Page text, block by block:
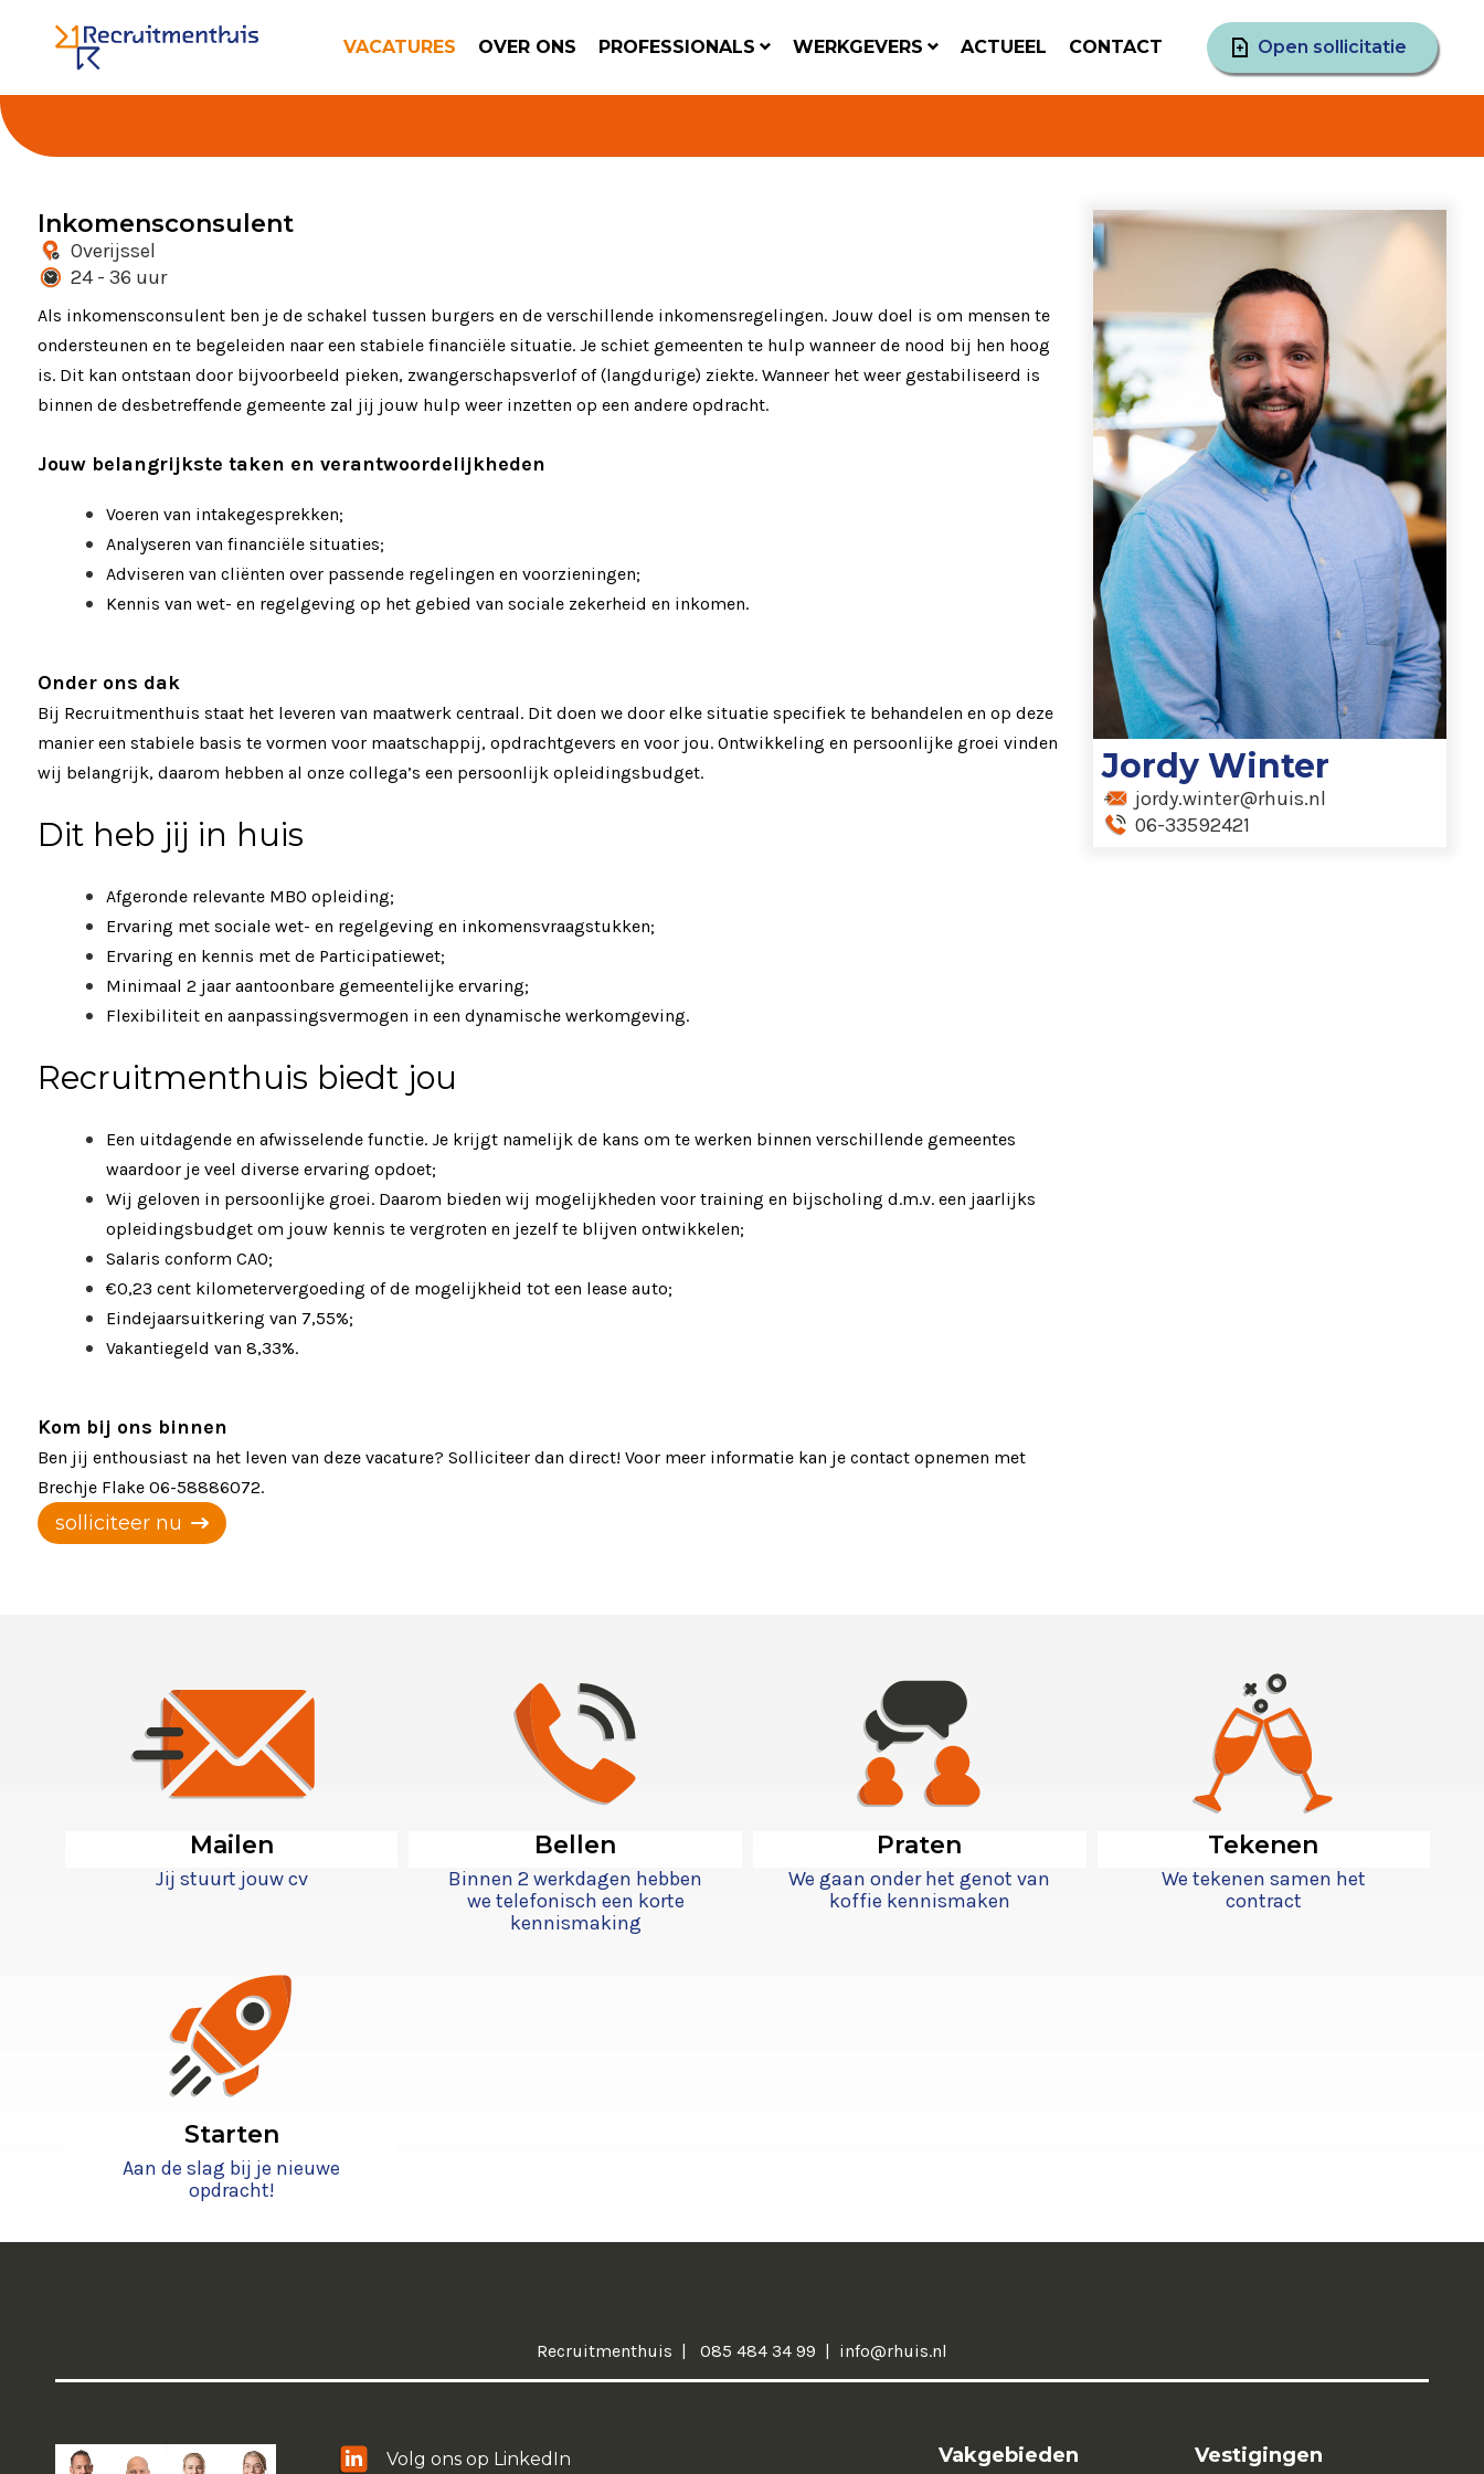
VACATURES OVER ONS PROFESSIONALS WERKGEVERS ACTUEEL CONTACT Open sollicitatie
Inkomensconsulent
Overijssel
24 - 36 uur
Als inkomensconsulent ben je de schakel tussen burgers en de verschillende inkomensregelingen. Jouw doel is om mensen te
ondersteunen en te begeleiden naar een stabiele financiële situatie. Je schiet gemeenten te hulp wanneer de nood bij hen hoog
is. Dit kan ontstaan door bijvoorbeeld pieken, zwangerschapsverlof of (langdurige) ziekte. Wanneer het weer gestabiliseerd is
binnen de desbetreffende gemeente zal jij jouw hulp weer inzetten op een andere opdracht.
Jouw belangrijkste taken en verantwoordelijkheden
Voeren van intakegesprekken;
Analyseren van financiële situaties;
Adviseren van cliënten over passende regelingen en voorzieningen;
Kennis van wet- en regelgeving op het gebied van sociale zekerheid en inkomen.
Onder ons dak
Bij Recruitmenthuis staat het leveren van maatwerk centraal. Dit doen we door elke situatie specifiek te behandelen en op deze
manier een stabiele basis te vormen voor maatschappij, opdrachtgevers en voor jou. Ontwikkeling en persoonlijke groei vinden
wij belangrijk, daarom hebben al onze collega’s een persoonlijk opleidingsbudget.
Dit heb jij in huis
Afgeronde relevante MBO opleiding;
Ervaring met sociale wet- en regelgeving en inkomensvraagstukken;
Ervaring en kennis met de Participatiewet;
Minimaal 2 jaar aantoonbare gemeentelijke ervaring;
Flexibiliteit en aanpassingsvermogen in een dynamische werkomgeving.
Recruitmenthuis biedt jou
Een uitdagende en afwisselende functie. Je krijgt namelijk de kans om te werken binnen verschillende gemeentes
waardoor je veel diverse ervaring opdoet;
Wij geloven in persoonlijke groei. Daarom bieden wij mogelijkheden voor training en bijscholing d.m.v. een jaarlijks
opleidingsbudget om jouw kennis te vergroten en jezelf te blijven ontwikkelen;
Salaris conform CAO;
€0,23 cent kilometervergoeding of de mogelijkheid tot een lease auto;
Eindejaarsuitkering van 7,55%;
Vakantiegeld van 8,33%.
Kom bij ons binnen
Ben jij enthousiast na het leven van deze vacature? Solliciteer dan direct! Voor meer informatie kan je contact opnemen met
Brechje Flake 06-58886072.
solliciteer nu
Jordy Winter
jordy.winter@rhuis.nl
06-33592421
Mailen
Jij stuurt jouw cv
Bellen
Binnen 2 werkdagen hebben
we telefonisch een korte
kennismaking
Praten
We gaan onder het genot van
koffie kennismaken
Tekenen
We tekenen samen het
contract
Starten
Aan de slag bij je nieuwe
opdracht!
Recruitmenthuis 085 484 34 99 info@rhuis.nl
Volg ons op LinkedIn Vakgebieden Vestigingen